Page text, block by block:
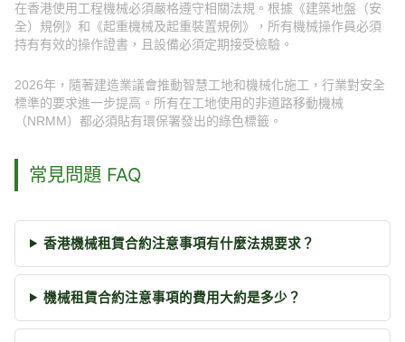
在香港使用工程機械必須嚴格遵守相關法規。根據《建築地盤（安
全）規例》和《起重機械及起重裝置規例》，所有機械操作員必須
持有有效的操作證書，且設備必須定期接受檢驗。
2026年，隨著建造業議會推動智慧工地和機械化施工，行業對安全
標準的要求進一步提高。所有在工地使用的非道路移動機械
（NRMM）都必須貼有環保署發出的綠色標籤。
常見問題 FAQ
香港機械租賃合約注意事項有什麼法規要求？
機械租賃合約注意事項的費用大約是多少？